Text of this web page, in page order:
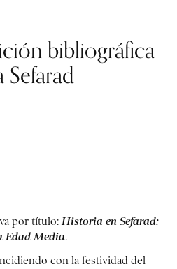
bibliográfica
por título:Historia en Sefarad:
Edad Media.
con la festividad del